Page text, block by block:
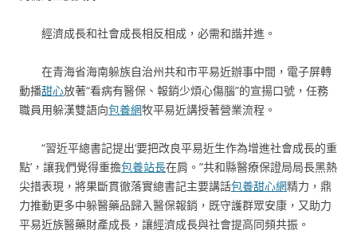
經濟成長和社會成長相反相成，必需和諧并進。
在青海省海南躲族自治州共和市平易近辦事中間，電子屏轉
動播甜心放著“看病有醫保、報銷少煩心傷腦”的宣揚口號，任務
職員用躲漢雙語向包養網牧平易近講授著營業流程。
“習近平總書記提出‘要把改良平易近生作為增進社會成長的重
點’，讓我們覺得重擔包養站長在肩。”共和縣醫療保證局局長黑熱
尖措表現，將果斷貫徹落實總書記主要講話包養甜心網精力，鼎
力推動更多中躲醫藥品歸入醫保報銷，既守護群眾安康，又助力
平易近族醫藥財產成長，讓經濟成長與社會提高同頻共振。